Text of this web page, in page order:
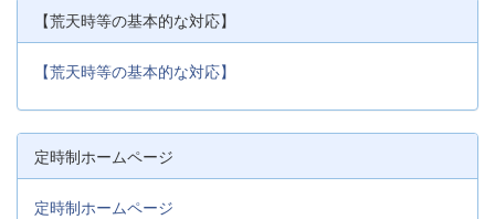
【荒天時等の基本的な対応】
【荒天時等の基本的な対応】
定時制ホームページ
定時制ホームページ